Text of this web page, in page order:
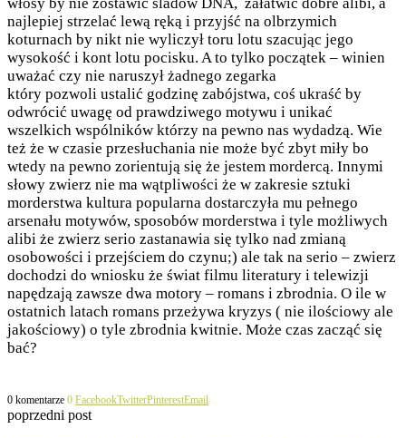
najlepiej strzelać lewą ręką i przyjść na olbrzymich
koturnach by nikt nie wyliczył toru lotu szacując jego
wysokość i kont lotu pocisku. A to tylko początek – winien
uważać czy nie naruszył żadnego zegarka
który pozwoli ustalić godzinę zabójstwa, coś ukraść by
odwrócić uwagę od prawdziwego motywu i unikać
wszelkich wspólników którzy na pewno nas wydadzą. Wie
też że w czasie przesłuchania nie może być zbyt miły bo
wtedy na pewno zorientują się że jestem mordercą. Innymi
słowy zwierz nie ma wątpliwości że w zakresie sztuki
morderstwa kultura popularna dostarczyła mu pełnego
arsenału motywów, sposobów morderstwa i tyle możliwych
alibi że zwierz serio zastanawia się tylko nad zmianą
osobowości i przejściem do czynu;) ale tak na serio – zwierz
dochodzi do wniosku że świat filmu literatury i telewizji
napędzają zawsze dwa motory – romans i zbrodnia. O ile w
ostatnich latach romans przeżywa kryzys ( nie ilościowy ale
jakościowy) o tyle zbrodnia kwitnie. Może czas zacząć się
bać?
0 komentarze 0 FacebookTwitterPinterestEmail
poprzedni post